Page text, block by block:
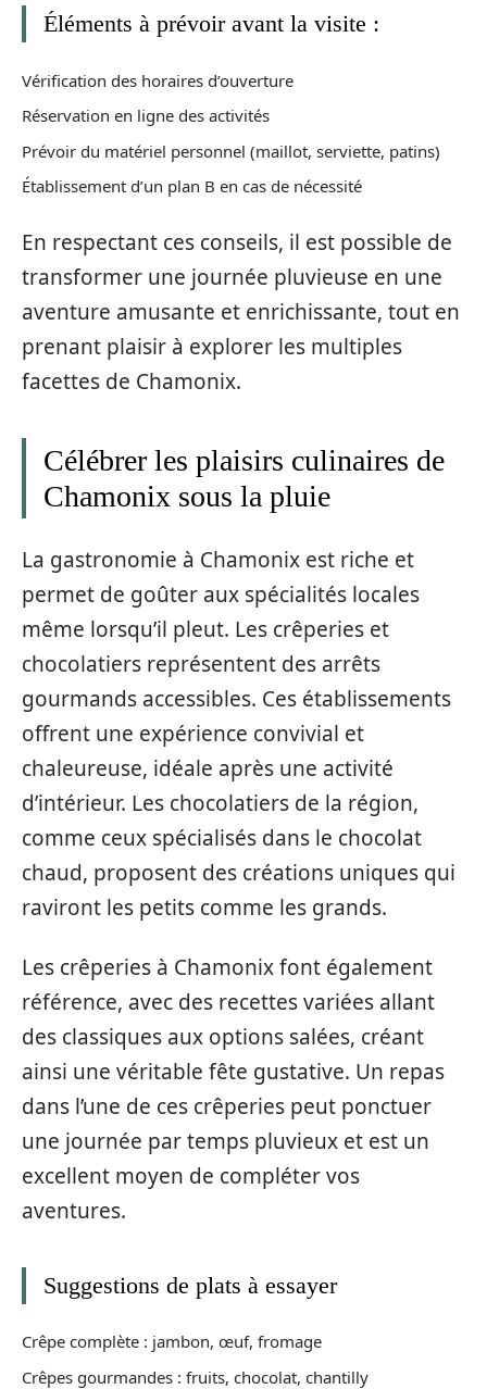
Éléments à prévoir avant la visite :
Vérification des horaires d’ouverture
Réservation en ligne des activités
Prévoir du matériel personnel (maillot, serviette, patins)
Établissement d’un plan B en cas de nécessité
En respectant ces conseils, il est possible de
transformer une journée pluvieuse en une
aventure amusante et enrichissante, tout en
prenant plaisir à explorer les multiples
facettes de Chamonix.
Célébrer les plaisirs culinaires de
Chamonix sous la pluie
La gastronomie à Chamonix est riche et
permet de goûter aux spécialités locales
même lorsqu’il pleut. Les crêperies et
chocolatiers représentent des arrêts
gourmands accessibles. Ces établissements
offrent une expérience convivial et
chaleureuse, idéale après une activité
d’intérieur. Les chocolatiers de la région,
comme ceux spécialisés dans le chocolat
chaud, proposent des créations uniques qui
raviront les petits comme les grands.
Les crêperies à Chamonix font également
référence, avec des recettes variées allant
des classiques aux options salées, créant
ainsi une véritable fête gustative. Un repas
dans l’une de ces crêperies peut ponctuer
une journée par temps pluvieux et est un
excellent moyen de compléter vos
aventures.
Suggestions de plats à essayer
Crêpe complète : jambon, œuf, fromage
Crêpes gourmandes : fruits, chocolat, chantilly